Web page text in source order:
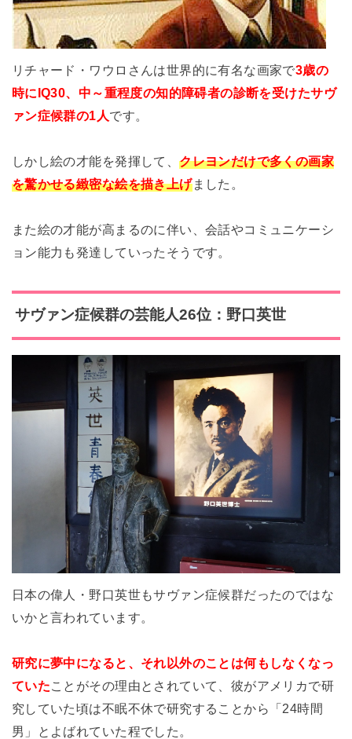
リチャード・ワウロさんは世界的に有名な画家で3歳の
時にIQ30、中～重程度の知的障碍者の診断を受けたサヴ
ァン症候群の1人です。
しかし絵の才能を発揮して、クレヨンだけで多くの画家
を驚かせる緻密な絵を描き上げました。
また絵の才能が高まるのに伴い、会話やコミュニケーシ
ョン能力も発達していったそうです。
サヴァン症候群の芸能人26位：野口英世
日本の偉人・野口英世もサヴァン症候群だったのではな
いかと言われています。
研究に夢中になると、それ以外のことは何もしなくなっ
ていたことがその理由とされていて、彼がアメリカで研
究していた頃は不眠不休で研究することから「24時間
男」とよばれていた程でした。